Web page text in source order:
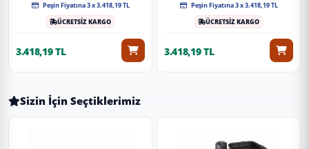
Peşin Fiyatına 3 x 3.418,19 TL
ÜCRETSİZ KARGO
3.418,19 TL
Peşin Fiyatına 3 x 3.418,19 TL
ÜCRETSİZ KARGO
3.418,19 TL
Sizin İçin Seçtiklerimiz